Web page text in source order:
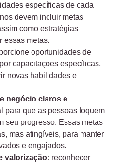
específicas de cada
devem incluir metas
como estratégias
essas metas.
oportunidades de
capacitações específicas,
novas habilidades e
negócio claros e
para que as pessoas foquem
seu progresso. Essas metas
mas atingíveis, para manter
e engajados.
valorização: reconhecer